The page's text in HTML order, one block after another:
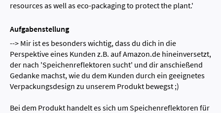
resources as well as eco-packaging to protect the plant.'
Aufgabenstellung
--> Mir ist es besonders wichtig, dass du dich in die
Perspektive eines Kunden z.B. auf Amazon.de hineinversetzt,
der nach 'Speichenreflektoren sucht' und dir anschießend
Gedanke machst, wie du dem Kunden durch ein geeignetes
Verpackungsdesign zu unserem Produkt bewegst ;)
Bei dem Produkt handelt es sich um Speichenreflektoren für